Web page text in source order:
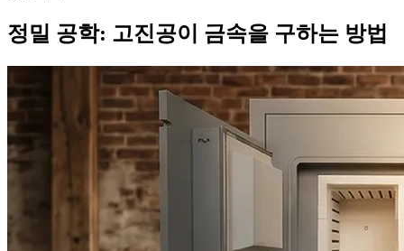
정밀 공학: 고진공이 금속을 구하는 방법